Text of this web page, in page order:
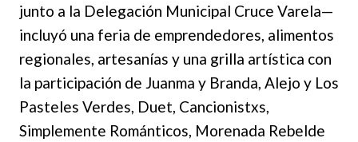
junto a la Delegación Municipal Cruce Varela—
incluyó una feria de emprendedores, alimentos
regionales, artesanías y una grilla artística con
la participación de Juanma y Branda, Alejo y Los
Pasteles Verdes, Duet, Cancionistxs,
Simplemente Románticos, Morenada Rebelde